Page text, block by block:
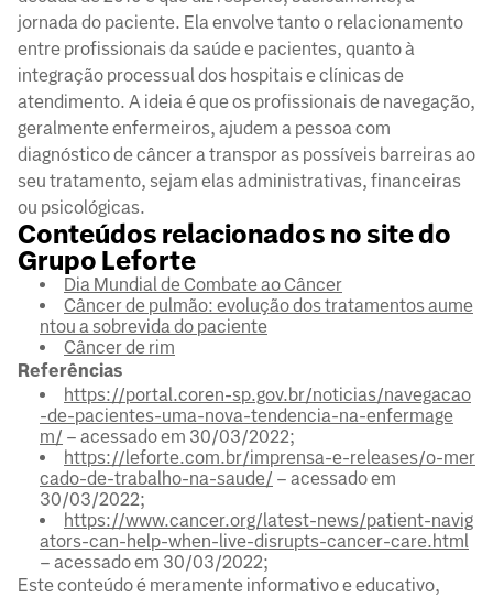
jornada do paciente. Ela envolve tanto o relacionamento
entre profissionais da saúde e pacientes, quanto à
integração processual dos hospitais e clínicas de
atendimento. A ideia é que os profissionais de navegação,
geralmente enfermeiros, ajudem a pessoa com
diagnóstico de câncer a transpor as possíveis barreiras ao
seu tratamento, sejam elas administrativas, financeiras
ou psicológicas.
Conteúdos relacionados no site do
Grupo Leforte
Dia Mundial de Combate ao Câncer
Câncer de pulmão: evolução dos tratamentos aume
ntou a sobrevida do paciente
Câncer de rim
Referências
https://portal.coren-sp.gov.br/noticias/navegacao
-de-pacientes-uma-nova-tendencia-na-enfermage
m/ – acessado em 30/03/2022;
https://leforte.com.br/imprensa-e-releases/o-mer
cado-de-trabalho-na-saude/ – acessado em
30/03/2022;
https://www.cancer.org/latest-news/patient-navig
ators-can-help-when-live-disrupts-cancer-care.html
– acessado em 30/03/2022;
Este conteúdo é meramente informativo e educativo,